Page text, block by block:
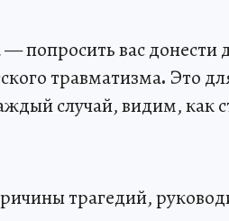
попросить вас донести
травматизма. Это
случай, видим, как
трагедий,